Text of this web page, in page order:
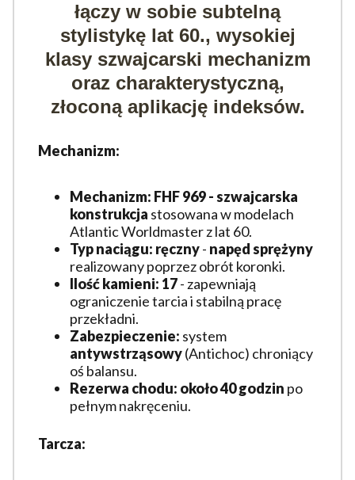
łączy w sobie subtelną
stylistykę lat 60., wysokiej
klasy szwajcarski mechanizm
oraz charakterystyczną,
złoconą aplikację indeksów.
Mechanizm:
Mechanizm: FHF 969 - szwajcarska
konstrukcja stosowana w modelach
Atlantic Worldmaster z lat 60.
Typ naciągu: ręczny- napęd sprężyny
realizowany poprzez obrót koronki.
Ilość kamieni: 17- zapewniają
ograniczenie tarcia i stabilną pracę
przekładni.
Zabezpieczenie: system
antywstrząsowy(Antichoc) chroniący
oś balansu.
Rezerwa chodu: około 40 godzin po
pełnym nakręceniu.
Tarcza: